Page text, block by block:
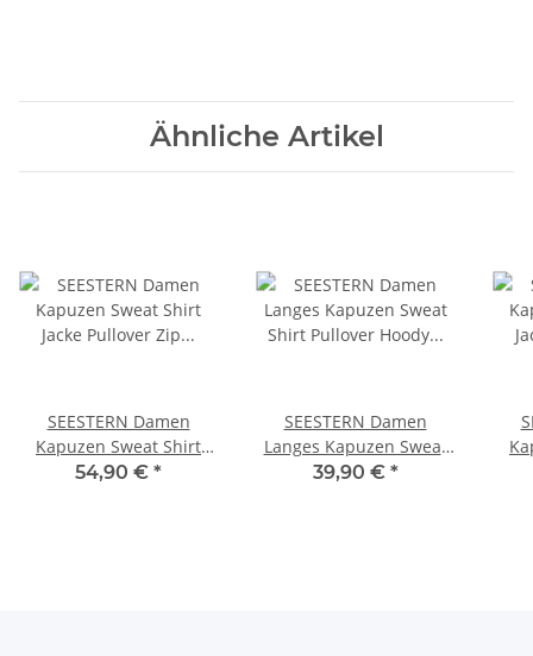
Ähnliche Artikel
SEESTERN Damen
Kapuzen Sweat Shirt
Jacke Pullover Zip Hoody
54,90 € *
SEESTERN Damen
Langes Kapuzen Sweat
Shirt Pullover Hoody
39,90 € *